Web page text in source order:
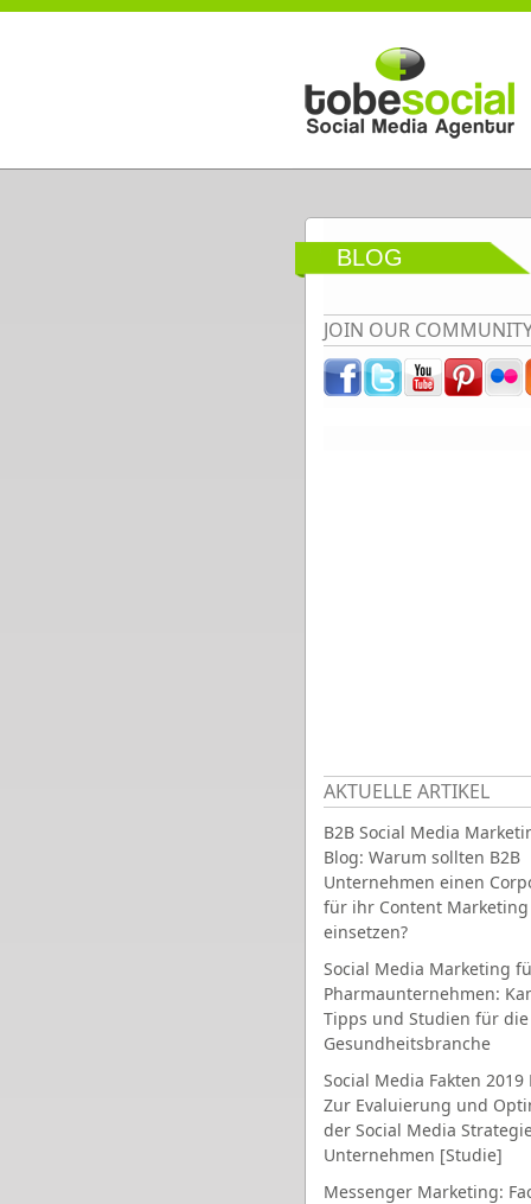
Direkt zum Inhalt
BLOG
JOIN OUR
AKTUELLE ARTIKEL
B2B Social Media
Blog: Warum sollten B2B
Unternehmen einen
für ihr Content Marketing
einsetzen?
Social Media Marketing
Pharmaunternehmen:
Tipps und Studien für die
Gesundheitsbranche
Social Media Fakten 2019
Zur Evaluierung und
der Social Media
Unternehmen [Studie]
Messenger Marketing: